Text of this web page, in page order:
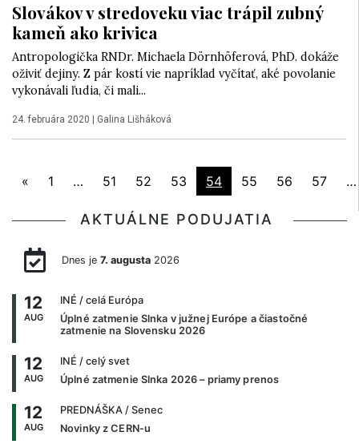
Slovákov v stredoveku viac trápil zubný
kameň ako krivica
Antropologička RNDr. Michaela Dörnhöferová, PhD. dokáže
oživiť dejiny. Z pár kostí vie napríklad vyčítať, aké povolanie
vykonávali ľudia, či mali...
24. februára 2020 Galina Lišháková
« 1 … 51 52 53 54 55 56 57 …
AKTUÁLNE PODUJATIA
Dnes je 7. augusta2026
12
AUG
INÉ / celá Európa
Úplné zatmenie Slnka v južnej Európe a čiastočné
zatmenie na Slovensku 2026
12
AUG
INÉ / celý svet
Úplné zatmenie Slnka 2026 – priamy prenos
12
AUG
PREDNÁŠKA / Senec
Novinky z CERN-u